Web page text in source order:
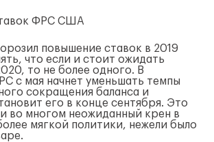
повышение ставок в 2019
что если и стоит ожидать
то не более одного. В
с мая начнет уменьшать темпы
сокращения баланса и
его в конце сентября. Это
во многом неожиданный крен в
мягкой политики, нежели было